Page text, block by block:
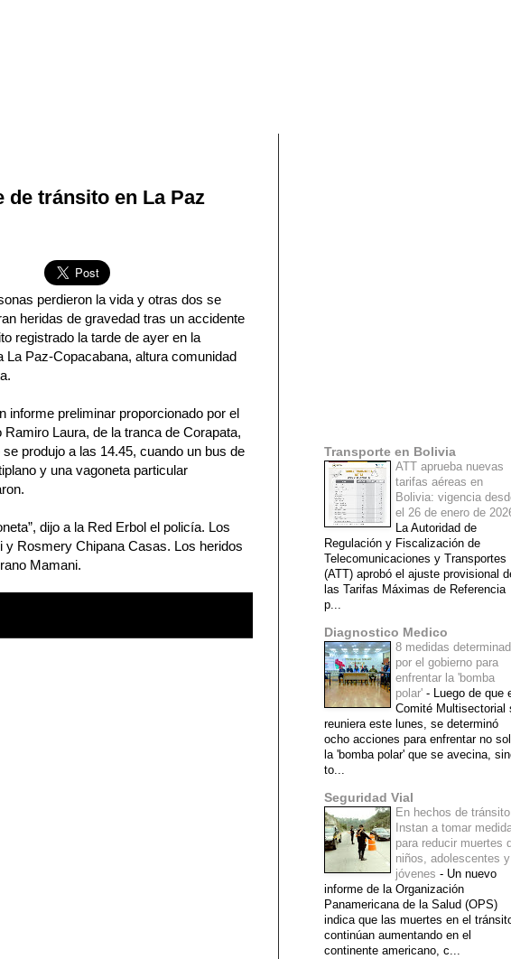
de tránsito en La Paz
perdieron la vida y otras dos se
heridas de gravedad tras un accidente
registrado la tarde de ayer en la
La Paz-Copacabana, altura comunidad
informe preliminar proporcionado por el
Ramiro Laura, de la tranca de Corapata,
se produjo a las 14.45, cuando un bus de
y una vagoneta particular
dijo a la Red Erbol el policía. Los
y Rosmery Chipana Casas. Los heridos
Mamani.
Transporte en Bolivia
ATT aprueba nuevas
tarifas aéreas en
Bolivia: vigencia
el 26 de enero de
La Autoridad de
Regulación y Fiscalización de
Telecomunicaciones y Transportes
(ATT) aprobó el ajuste provisional
las Tarifas Máximas de Referencia
p...
Diagnostico Medico
8 medidas
por el gobierno para
enfrentar la 'bomba
polar' - Luego de que
Comité Multisectorial
reuniera este lunes, se determinó
ocho acciones para enfrentar no
la 'bomba polar' que se avecina,
to...
Seguridad Vial
En hechos de tránsito
Instan a tomar
para reducir muertes
niños, adolescentes y
jóvenes - Un nuevo
informe de la Organización
Panamericana de la Salud (OPS)
indica que las muertes en el
continúan aumentando en el
continente americano, c...